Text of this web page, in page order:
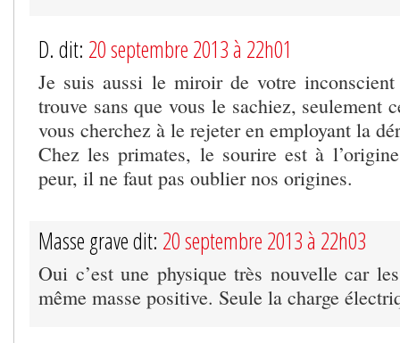
D. dit: 20 septembre 2013 à 22h01
Je suis aussi le miroir de votre
trouve sans que vous le sachiez, seulement
vous cherchez à le rejeter en employant la
Chez les primates, le sourire est à l’origine
peur, il ne faut pas oublier nos origines.
Masse grave dit: 20 septembre 2013 à 22h03
Oui c’est une physique très nouvelle car
même masse positive. Seule la charge